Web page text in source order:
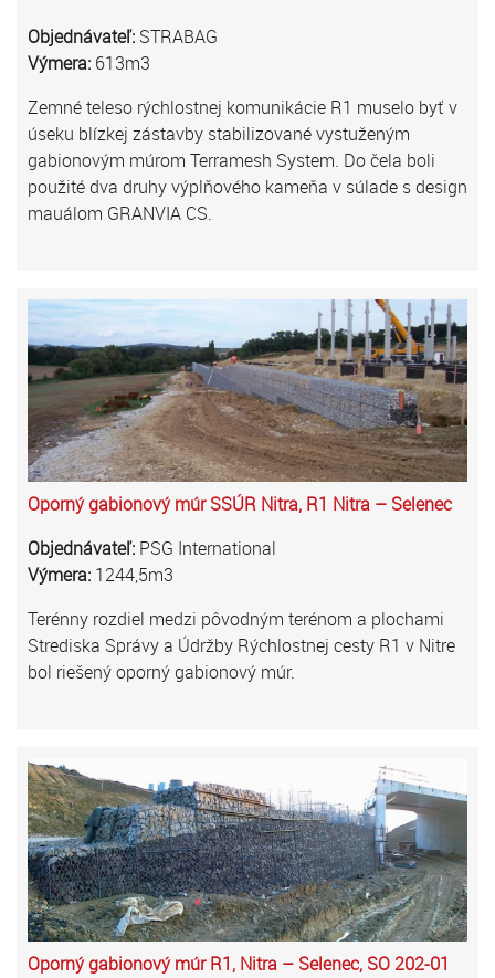
Objednávateľ: STRABAG
Výmera: 613m3
Zemné teleso rýchlostnej komunikácie R1 muselo byť v
úseku blízkej zástavby stabilizované vystuženým
gabionovým múrom Terramesh System. Do čela boli
použité dva druhy výplňového kameňa v súlade s design
mauálom GRANVIA CS.
Oporný gabionový múr SSÚR Nitra, R1 Nitra – Selenec
Objednávateľ: PSG International
Výmera: 1244,5m3
Terénny rozdiel medzi pôvodným terénom a plochami
Strediska Správy a Údržby Rýchlostnej cesty R1 v Nitre
bol riešený oporný gabionový múr.
Oporný gabionový múr R1, Nitra – Selenec, SO 202-01